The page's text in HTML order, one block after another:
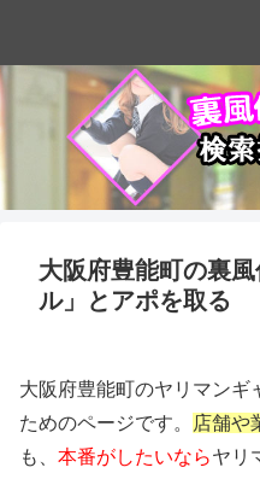
大阪府豊能町の裏
ル」とアポを取る
大阪府豊能町のヤリマンギ
ためのページです。
店舗や
も、 本番がしたいならヤリ